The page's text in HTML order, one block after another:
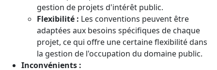
gestion de projets d'intérêt public.
Flexibilité : Les conventions peuvent être
adaptées aux besoins spécifiques de chaque
projet, ce qui offre une certaine flexibilité dans
la gestion de l'occupation du domaine public.
Inconvénients :